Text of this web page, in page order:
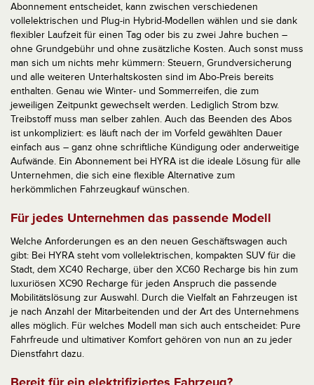
Abonnement entscheidet, kann zwischen verschiedenen
vollelektrischen und Plug-in Hybrid-Modellen wählen und sie dank
flexibler Laufzeit für einen Tag oder bis zu zwei Jahre buchen –
ohne Grundgebühr und ohne zusätzliche Kosten. Auch sonst muss
man sich um nichts mehr kümmern: Steuern, Grundversicherung
und alle weiteren Unterhaltskosten sind im Abo-Preis bereits
enthalten. Genau wie Winter- und Sommerreifen, die zum
jeweiligen Zeitpunkt gewechselt werden. Lediglich Strom bzw.
Treibstoff muss man selber zahlen. Auch das Beenden des Abos
ist unkompliziert: es läuft nach der im Vorfeld gewählten Dauer
einfach aus – ganz ohne schriftliche Kündigung oder anderweitige
Aufwände. Ein Abonnement bei HYRA ist die ideale Lösung für alle
Unternehmen, die sich eine flexible Alternative zum
herkömmlichen Fahrzeugkauf wünschen.
Für jedes Unternehmen das passende Modell
Welche Anforderungen es an den neuen Geschäftswagen auch
gibt: Bei HYRA steht vom vollelektrischen, kompakten SUV für die
Stadt, dem XC40 Recharge, über den XC60 Recharge bis hin zum
luxuriösen XC90 Recharge für jeden Anspruch die passende
Mobilitätslösung zur Auswahl. Durch die Vielfalt an Fahrzeugen ist
je nach Anzahl der Mitarbeitenden und der Art des Unternehmens
alles möglich. Für welches Modell man sich auch entscheidet: Pure
Fahrfreude und ultimativer Komfort gehören von nun an zu jeder
Dienstfahrt dazu.